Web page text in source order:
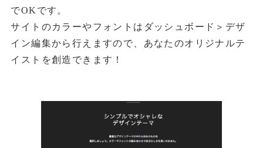
でOKです。
サイトのカラーやフォントはダッシュボード＞デザ
イン編集から行えますので、あなたのオリジナルテ
イストを創造できます！